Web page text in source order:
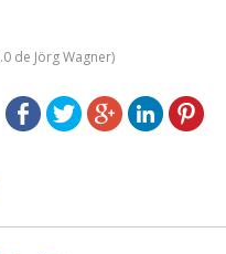
de Jörg Wagner)